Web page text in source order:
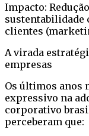
Impacto:
sustentabilidade
clientes
A virada
empresas
Os últimos anos
expressivo na
corporativo
perceberam que: